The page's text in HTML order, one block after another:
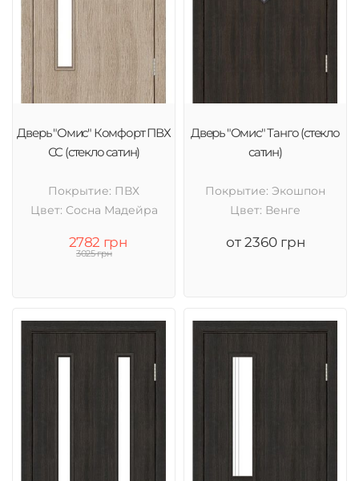
Дверь "Омис" Комфорт ПВХ
СС (стекло сатин)
Покрытие: ПВХ
Цвет: Cосна Мадейра
2782 грн
3025 грн
Дверь "Омис" Танго (стекло
сатин)
Покрытие: Экошпон
Цвет: Венге
от 2360 грн